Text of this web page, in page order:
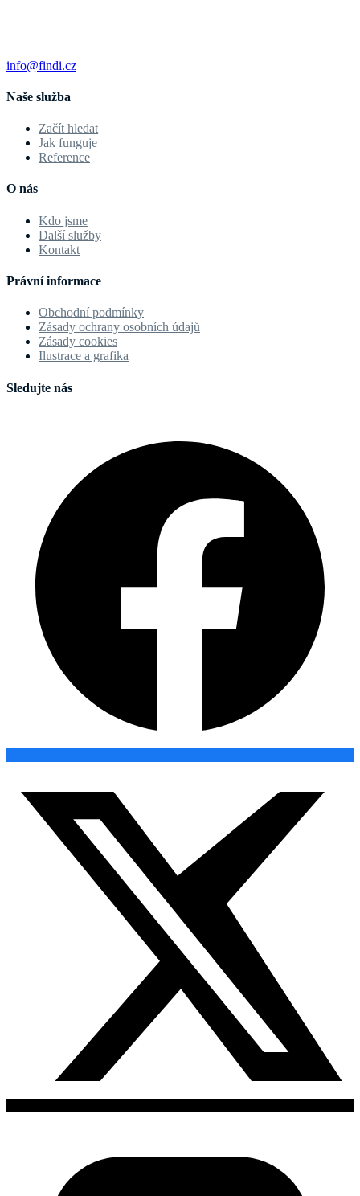
info@findi.cz
Naše služba
Začít hledat
Jak funguje
Reference
O nás
Kdo jsme
Další služby
Kontakt
Právní informace
Obchodní podmínky
Zásady ochrany osobních údajů
Zásady cookies
Ilustrace a grafika
Sledujte nás